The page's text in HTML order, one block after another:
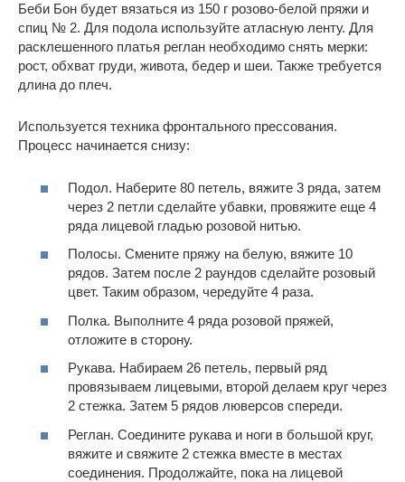
Беби Бон будет вязаться из 150 г розово-белой пряжи и
спиц № 2. Для подола используйте атласную ленту. Для
расклешенного платья реглан необходимо снять мерки:
рост, обхват груди, живота, бедер и шеи. Также требуется
длина до плеч.
Используется техника фронтального прессования.
Процесс начинается снизу:
Подол. Наберите 80 петель, вяжите 3 ряда, затем
через 2 петли сделайте убавки, провяжите еще 4
ряда лицевой гладью розовой нитью.
Полосы. Смените пряжу на белую, вяжите 10
рядов. Затем после 2 раундов сделайте розовый
цвет. Таким образом, чередуйте 4 раза.
Полка. Выполните 4 ряда розовой пряжей,
отложите в сторону.
Рукава. Набираем 26 петель, первый ряд
провязываем лицевыми, второй делаем круг через
2 стежка. Затем 5 рядов люверсов спереди.
Реглан. Соедините рукава и ноги в большой круг,
вяжите и свяжите 2 стежка вместе в местах
соединения. Продолжайте, пока на лицевой